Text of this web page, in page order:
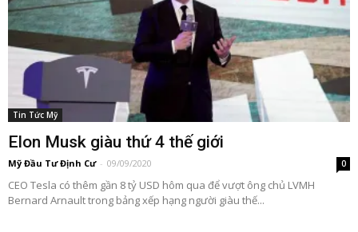
Tin Tức Mỹ
Elon Musk giàu thứ 4 thế giới
Mỹ Đầu Tư Định Cư - 09/09/2020 0
CEO Tesla có thêm gần 8 tỷ USD hôm qua để vượt ông chủ LVMH
Bernard Arnault trong bảng xếp hạng người giàu thế...